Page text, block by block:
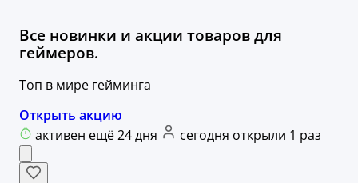
Все новинки и акции товаров для
геймеров.
Топ в мире гейминга
Открыть акцию
активен ещё 24 дня
сегодня открыли 1 раз